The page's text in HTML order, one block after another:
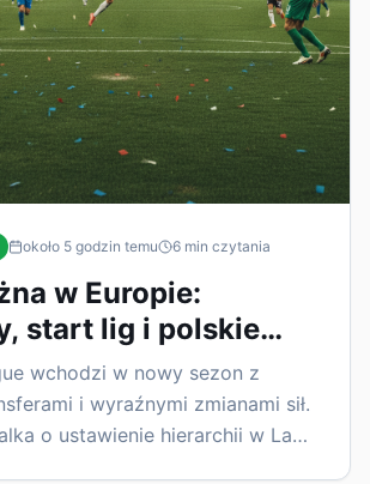
około 5 godzin temu 6 min czytania
w Europie:
start lig i polskie
wchodzi w nowy sezon z
i wyraźnymi zmianami sił.
o ustawienie hierarchii w La